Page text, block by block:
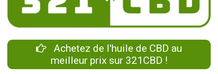
Achetez de l'huile de CBD au
meilleur prix sur 321CBD !